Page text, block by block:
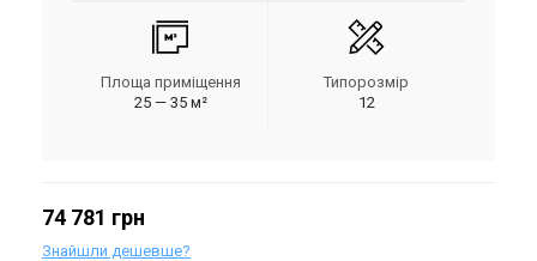
Площа приміщення
25 — 35 м²
Типорозмір
12
74 781 грн
Знайшли дешевше?